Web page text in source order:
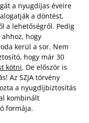
a nyugdíjas éveire
a döntést,
a lehetőségről. Pedig
hogy
kerül a sor. Nem
hogy már 30
kötni. De először is
Az SZJA törvény
a nyugdíjbiztosítás
kombinált
formája.